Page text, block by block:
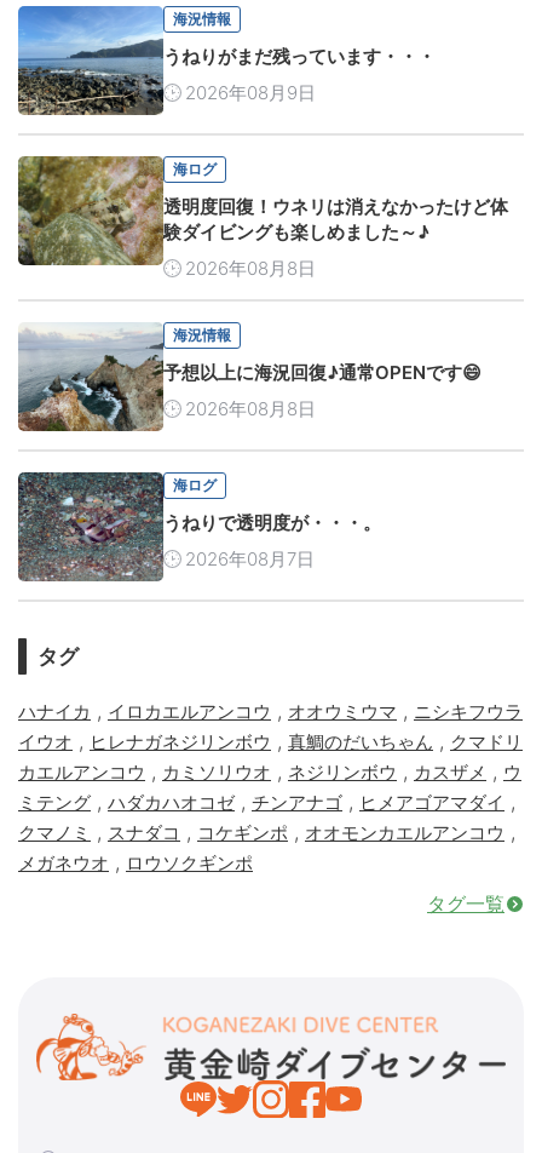
海況情報
うねりがまだ残っています・・・
2026年08月9日
海ログ
透明度回復！ウネリは消えなかったけど体
験ダイビングも楽しめました～♪
2026年08月8日
海況情報
予想以上に海況回復♪通常OPENです😄
2026年08月8日
海ログ
うねりで透明度が・・・。
2026年08月7日
タグ
ハナイカ , イロカエルアンコウ , オオウミウマ , ニシキフウラ
イウオ , ヒレナガネジリンボウ , 真鯛のだいちゃん , クマドリ
カエルアンコウ , カミソリウオ , ネジリンボウ , カスザメ , ウ
ミテング , ハダカハオコゼ, チンアナゴ , ヒメアゴアマダイ ,
クマノミ , スナダコ , コケギンポ , オオモンカエルアンコウ ,
メガネウオ , ロウソクギンポ
タグ一覧